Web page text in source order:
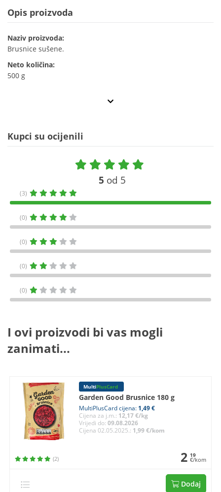
Opis proizvoda
Naziv proizvoda:
Brusnice sušene.
Neto količina:
500 g
Kupci su ocijenili
5 od 5
(3)
(0)
(0)
(0)
(0)
I ovi proizvodi bi vas mogli
zanimati...
MultiPlusCard
Garden Good Brusnice 180 g
MultiPlusCard cijena: 1,49 €
Cijena za j.m.: 12,17 €/kg
Vrijedi do:09.08.2026
Cijena 02.05.2025.: 1,99 €/kom
(2) 2 19
€/kom
Dodaj